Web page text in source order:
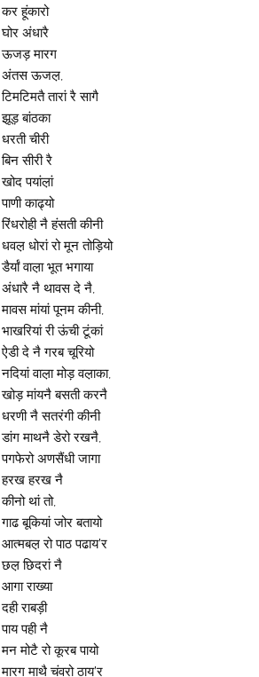
कर हूंकारो
घोर अंधारै
ऊजड़ मारग
अंतस ऊजल़,
टिमटिमतै तारां रै सागै
झूड़ बांठका
धरती चीरी
बिन सीरी रै
खोद पयांल़ां
पाणी काढ्यो
रिंधरोही नै हंसती कीनी
धवल़ धोरां रो मून तोड़ियो
डैर्यां वाल़ा भूत भगाया
अंधारै नै थावस दे नै,
मावस मांयां पूनम कीनी,
भाखरियां री ऊंची टूंकां
ऐडी दे नै गरब चूरियो
नदियां वाल़ा मोड़ वल़ाका,
खोड़ मांयनै बसती करनै
धरणी नै सतरंगी कीनी
डांग माथनै डेरो रखनै,
पगफेरो अणसैंधी जागा
हरख हरख नै
कीनो थां तो,
गाढ बूकियां जोर बतायो
आत्मबल़ रो पाठ पढाय’र
छल़ छिदरां नै
आगा राख्या
दही राबड़ी
पाय पही नै
मन मोटै रो कूरब पायो
मारग माथै चंवरो ठाय’र